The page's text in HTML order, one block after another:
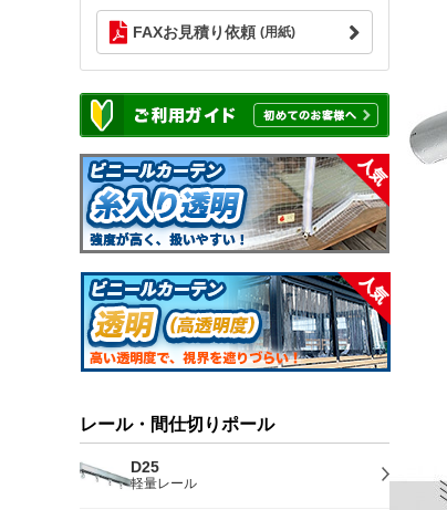
FAXお見積り依頼 (用紙)
レール・間仕切りポール
D25
軽量レール